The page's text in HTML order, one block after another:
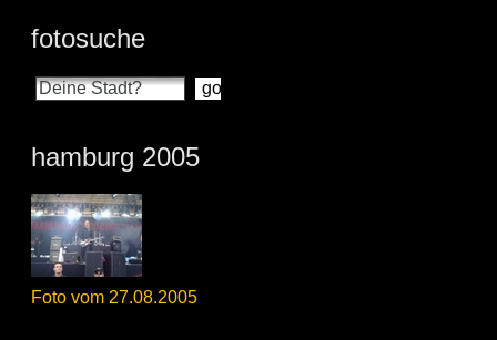
fotosuche
hamburg 2005
Foto vom 27.08.2005